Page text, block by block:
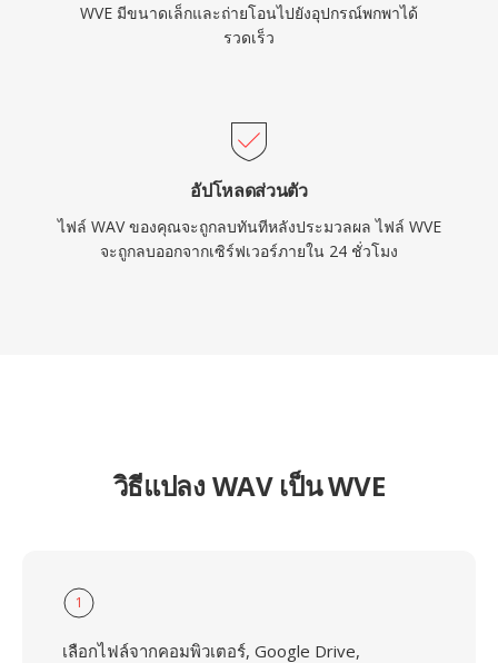
WVE มีขนาดเล็กและถ่ายโอนไปยังอุปกรณ์พกพาได้
รวดเร็ว
อัปโหลดส่วนตัว
ไฟล์ WAV ของคุณจะถูกลบทันทีหลังประมวลผล ไฟล์ WVE
จะถูกลบออกจากเซิร์ฟเวอร์ภายใน 24 ชั่วโมง
วิธีแปลง WAV เป็น WVE
1
เลือกไฟล์จากคอมพิวเตอร์, Google Drive,